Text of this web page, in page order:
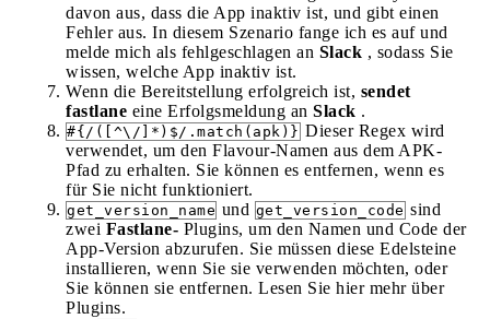
davon aus, dass die App inaktiv ist, und gibt einen
Fehler aus. In diesem Szenario fange ich es auf und
melde mich als fehlgeschlagen an Slack , sodass Sie
wissen, welche App inaktiv ist.
Wenn die Bereitstellung erfolgreich ist, sendet
fastlane eine Erfolgsmeldung an Slack .
#{/([^\/]*)$/.match(apk)} Dieser Regex wird
verwendet, um den Flavour-Namen aus dem APK-
Pfad zu erhalten. Sie können es entfernen, wenn es
für Sie nicht funktioniert.
get_version_name und get_version_code sind
zwei Fastlane- Plugins, um den Namen und Code der
App-Version abzurufen. Sie müssen diese Edelsteine ​​
installieren, wenn Sie sie verwenden möchten, oder
Sie können sie entfernen. Lesen Sie hier mehr über
Plugins.